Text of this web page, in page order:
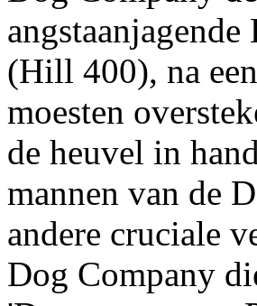
(Hill 400), na
moesten
de heuvel in
mannen van de
andere cruciale
Dog Company